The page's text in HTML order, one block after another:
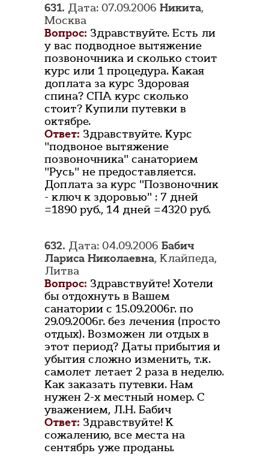
631. Дата: 07.09.2006 Никита,
Москва
Вопрос: Здравствуйте. Есть ли
у вас подводное вытяжение
позвоночника и сколько стоит
курс или 1 процедура. Какая
доплата за курс Здоровая
спина? СПА курс сколько
стоит? Купили путевки в
октябре.
Ответ: Здравствуйте. Курс
"подвоное вытяжение
позвоночника" санаторием
"Русь" не предоставляется.
Доплата за курс "Позвоночник
- ключ к здоровью" : 7 дней
=1890 руб., 14 дней =4320 руб.
632. Дата: 04.09.2006 Бабич
Лариса Николаевна, Клайпеда,
Литва
Вопрос: Здравствуйте! Хотели
бы отдохнуть в Вашем
санатории с 15.09.2006г. по
29.09.2006г. без лечения (просто
отдых). Возможен ли отдых в
этот период? Даты прибытия и
убытия сложно изменить, т.к.
самолет летает 2 раза в неделю.
Как заказать путевки. Нам
нужен 2-х местный номер. С
уважением, Л.Н. Бабич
Ответ: Здравствуйте! К
сожалению, все места на
сентябрь уже проданы.